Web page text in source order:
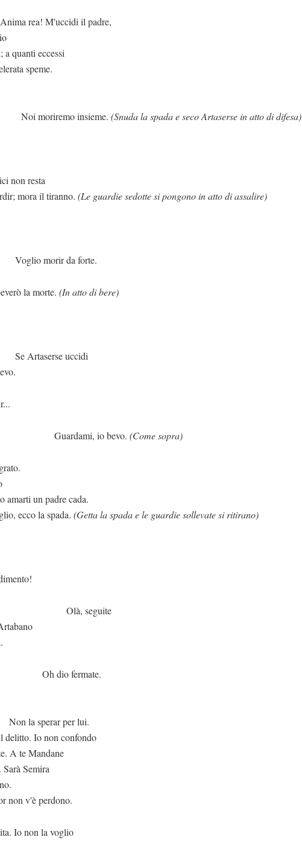
M'uccidi il padre,
quanti eccessi
speme.
insieme. (Snuda la spada e seco Artaserse in atto di difesa)
resta
mora il tiranno. (Le guardie sedotte si pongono in atto di assalire)
da forte.
la morte. (In atto di bere)
uccidi
io bevo. (Come sopra)
amarti un padre cada.
ecco la spada. (Getta la spada e le guardie sollevate si ritirano)
seguite
fermate.
per lui.
delitto. Io non confondo
A te Mandane
Sarà Semira
non v'è perdono.
Io non la voglio